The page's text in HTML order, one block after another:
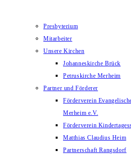
Presbyterium
Mitarbeiter
Unsere Kirchen
Johanneskirche Brück
Petruskirche Merheim
Partner und Förderer
Förderverein
Merheim e.V.
Förderverein
Matthias Claudius Heim
Partnerschaft Rangsdorf